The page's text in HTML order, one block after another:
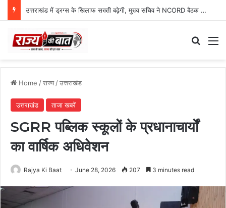
उत्तराखंड में ड्रग्स के खिलाफ सख्ती बढ़ेगी, मुख्य सचिव ने NCORD बैठक में दिए कड़े निर्देश
Home /राज्य/उत्तराखंड
उत्तराखंड ताजा खबरें
SGRR पब्लिक स्कूलों के प्रधानाचार्यों
का वार्षिक अधिवेशन
Rajya Ki Baat June 28, 2026 207 3 minutes read